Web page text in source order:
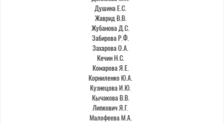
Душина Е.С.
Жаврид В.В.
Жубанова Д.С.
Забирова Р.Ф.
Захарова О.А.
Кечин Н.С.
Комарова Я.Е.
Корниленко Ю.А.
Кузнецова И.Ю.
Кычакова В.В.
Липкович Я.Г.
Малофеева М.А.